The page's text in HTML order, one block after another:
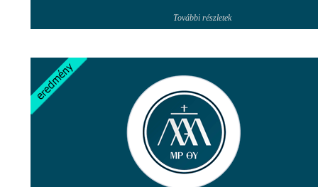
További részletek